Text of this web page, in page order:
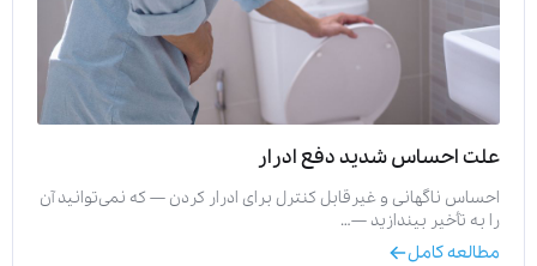
علت احساس شدید دفع ادرار
احساس ناگهانی و غیرقابل کنترل برای ادرار کردن — که نمی‌توانید آن
را به تأخیر بیندازید —…
مطالعه کامل